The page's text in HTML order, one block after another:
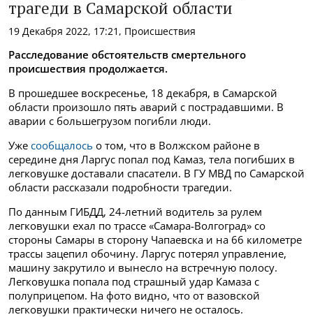
трагеди в Самарской области
19 Декабря 2022, 17:21, Происшествия
Расследование обстоятельств смертельного
происшествия продолжается.
В прошедшее воскресенье, 18 декабря, в Самарской
области произошло пять аварий с пострадавшими. В
аварии с большегрузом погибли люди.
Уже сообщалось о том, что в Волжском районе в
середине дня Ларгус попал под Камаз, тела погибших в
легковушке доставали спасатели. В ГУ МВД по Самарской
области рассказали подробности трагедии.
По данным ГИБДД, 24-летний водитель за рулем
легковушки ехал по трассе «Самара-Волгоград» со
стороны Самары в сторону Чапаевска и на 66 километре
трассы зацепил обочину. Ларгус потерял управление,
машину закрутило и вынесло на встречную полосу.
Легковушка попала под страшный удар Камаза с
полуприцепом. На фото видно, что от вазовской
легковушки практически ничего не осталось.